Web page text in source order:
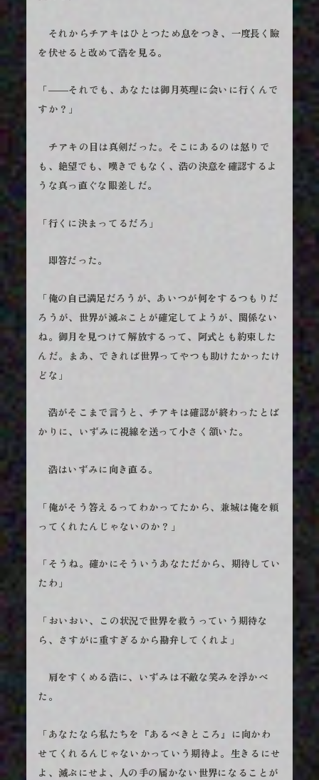
それからチアキはひとつため息をつき、一度長く瞼
を伏せると改めて浩を見る。
「――それでも、あなたは御月英理に会いに行くんで
すか？」
チアキの目は真剣だった。そこにあるのは怒りで
も、絶望でも、嘆きでもなく、浩の決意を確認するよ
うな真っ直ぐな眼差しだ。
「行くに決まってるだろ」
即答だった。
「俺の自己満足だろうが、あいつが何をするつもりだ
ろうが、世界が滅ぶことが確定してようが、関係ない
ね。御月を見つけて解放するって、阿式とも約束した
んだ。まあ、できれば世界ってやつも助けたかったけ
どな」
浩がそこまで言うと、チアキは確認が終わったとば
かりに、いずみに視線を送って小さく頷いた。
浩はいずみに向き直る。
「俺がそう答えるってわかってたから、兼城は俺を頼
ってくれたんじゃないのか？」
「そうね。確かにそういうあなただから、期待してい
たわ」
「おいおい、この状況で世界を救うっていう期待な
ら、さすがに重すぎるから勘弁してくれよ」
肩をすくめる浩に、いずみは不敵な笑みを浮かべ
た。
「あなたなら私たちを『あるべきところ』に向かわ
せてくれるんじゃないかっていう期待よ。生きるにせ
よ、滅ぶにせよ、人の手の届かない世界になることが